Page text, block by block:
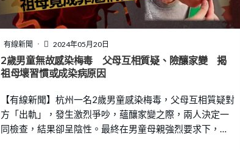
有線新聞 2024年05月20日
2歲男童無故感染梅毒 父母互相質疑、險釀家變 揭
祖母壞習慣或成染病原因
【有線新聞】杭州一名2歲男童感染梅毒，父母互相質疑對
方「出軌」，發生激烈爭吵，蘊釀家變之際，兩人決定一
同檢查，結果卻呈陰性。最終在男童母親強烈要求下，男